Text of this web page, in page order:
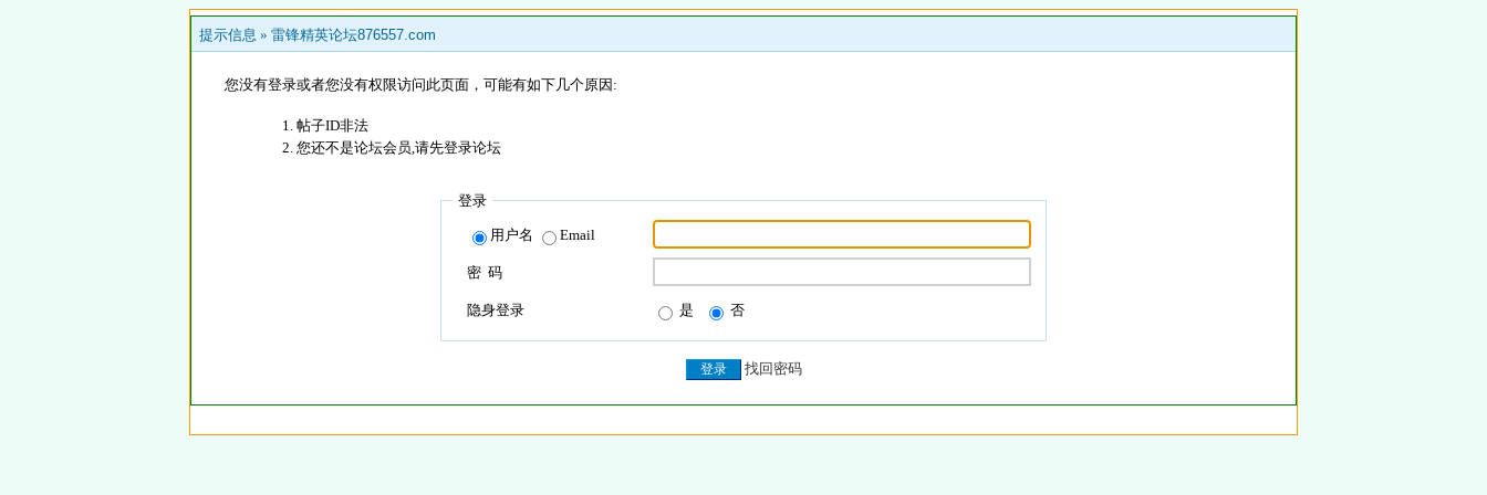
提示信息 » 雷锋精英论坛876557.com
您没有登录或者您没有权限访问此页面，可能有如下几个原因:
帖子ID非法
您还不是论坛会员,请先登录论坛
登录
用户名 Email
密 码
隐身登录 是 否
找回密码